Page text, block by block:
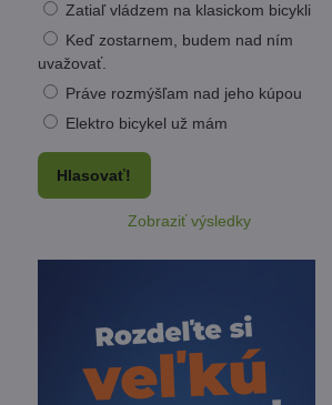
Zatiaľ vládzem na klasickom bicykli
Keď zostarnem, budem nad ním
uvažovať.
Práve rozmýšľam nad jeho kúpou
Elektro bicykel už mám
Hlasovať!
Zobraziť výsledky